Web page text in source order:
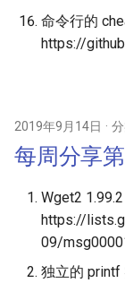
命令行的
https://
2019年9月14日
每周分享
Wget2
https://
09/
独立的